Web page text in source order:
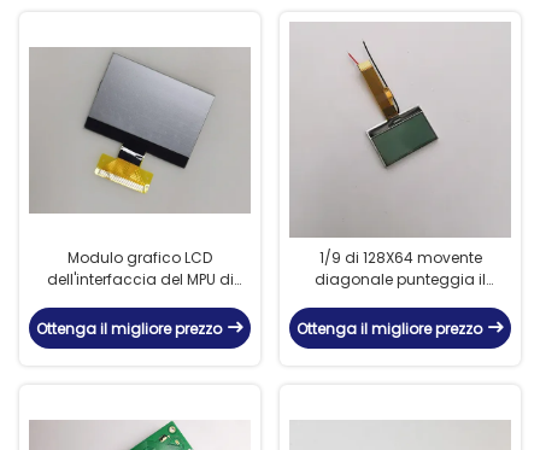
Modulo grafico LCD
dell'interfaccia del MPU di
azionamento diagonale
Ottenga il migliore prezzo
1/9 di 128X64 movente
diagonale punteggia il
pannello di FSTN
Ottenga il migliore prezzo